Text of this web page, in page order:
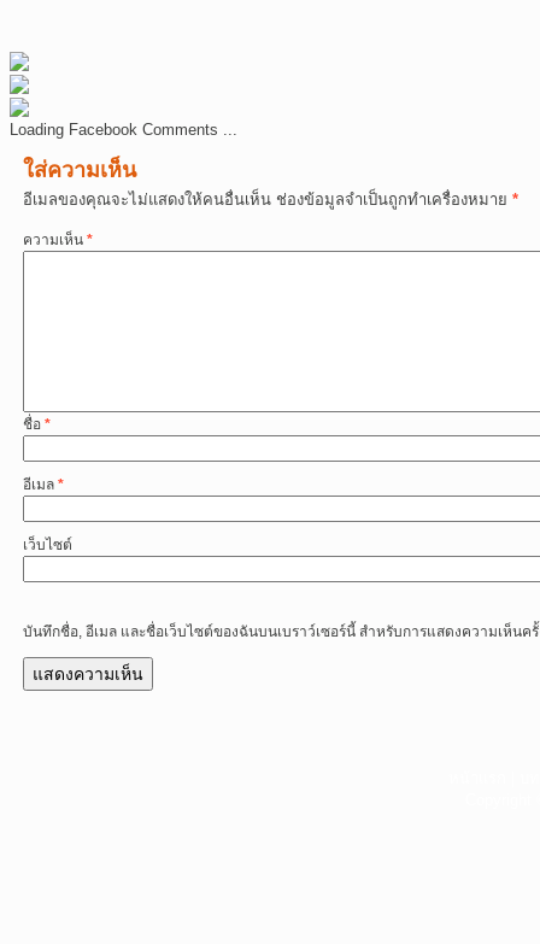
Loading Facebook Comments ...
ใส่ความเห็น
อีเมลของคุณจะไม่แสดงให้คนอื่นเห็น ช่องข้อมูลจำเป็นถูกทำเครื่องหมาย *
ความเห็น *
ชื่อ *
อีเมล *
เว็บไซต์
บันทึกชื่อ, อีเมล และชื่อเว็บไซต์ของฉันบนเบราว์เซอร์นี้ สำหรับการแสดงความเห็นค